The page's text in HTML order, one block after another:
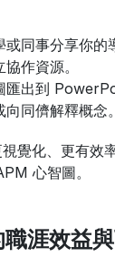
或同事分享你的
作資源。
匯出到
同儕解釋概念。
心智圖。
涯效益